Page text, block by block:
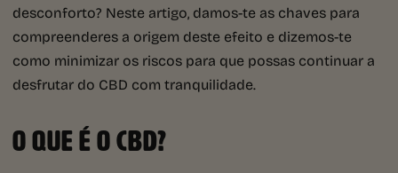
desconforto? Neste artigo, damos-te as chaves para
compreenderes a origem deste efeito e dizemos-te
como minimizar os riscos para que possas continuar a
desfrutar do CBD com tranquilidade.
O QUE É O CBD?